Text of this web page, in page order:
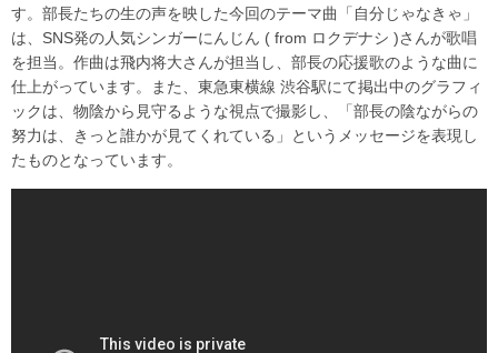
す。部長たちの生の声を映した今回のテーマ曲「自分じゃなきゃ」
は、SNS発の人気シンガーにんじん ( from ロクデナシ )さんが歌唱
を担当。作曲は飛内将大さんが担当し、部長の応援歌のような曲に
仕上がっています。また、東急東横線 渋谷駅にて掲出中のグラフィ
ックは、物陰から見守るような視点で撮影し、「部長の陰ながらの
努力は、きっと誰かが見てくれている」というメッセージを表現し
たものとなっています。